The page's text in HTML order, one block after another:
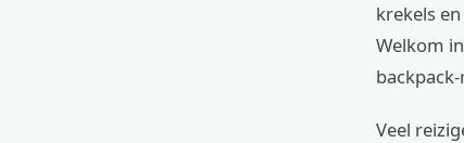
krekels
Welkom
Veel